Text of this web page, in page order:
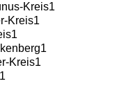
Kreis1
Kreis1
1
1
Kreis1
1